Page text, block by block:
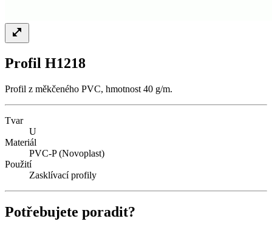
Profil H1218
Profil z měkčeného PVC, hmotnost 40 g/m.
Tvar
U
Materiál
PVC-P (Novoplast)
Použití
Zasklívací profily
Potřebujete poradit?